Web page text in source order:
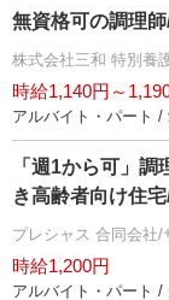
無資格可の調理
株式会社三和 特別養
時給1,140円～
アルバイト・パート /
「週1から可」
き高齢者向け住
プレシャス 合同会社/
時給1,200円
アルバイト・パート /